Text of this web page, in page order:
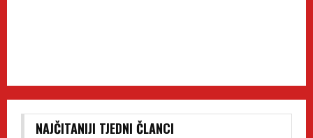
NAJČITANIJI TJEDNI ČLANCI